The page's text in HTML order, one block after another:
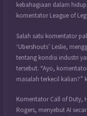
kebahagiaan dalam
komentator League of
Salah satu komentator
‘Ubershouts’ Leslie,
tentang kondisi industri
tersebut. “Ayo,
masalah terkecil kalian?”
Komentator Call of Duty,
Rogers, menyebut AI